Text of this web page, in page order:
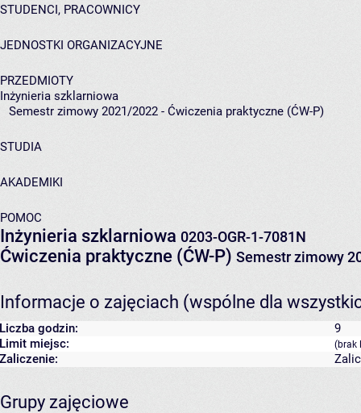
STUDENCI, PRACOWNICY
JEDNOSTKI ORGANIZACYJNE
PRZEDMIOTY
Inżynieria szklarniowa
Semestr zimowy 2021/2022 - Ćwiczenia praktyczne (ĆW-P)
STUDIA
AKADEMIKI
POMOC
Inżynieria szklarniowa 0203-OGR-1-7081N
Ćwiczenia praktyczne (ĆW-P) Semestr zimowy
Informacje o zajęciach (wspólne dla
Liczba godzin:
9
Limit miejsc:
(brak
Zaliczenie:
Grupy zajęciowe